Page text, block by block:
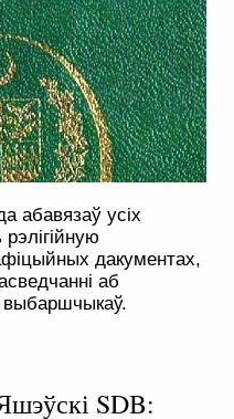
абавязаў усіх
дакументах,
аб
выбаршчыкаў.
SDB: